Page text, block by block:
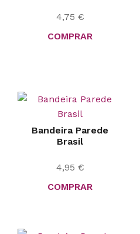
4,75 €
COMPRAR
Bandeira Parede
Brasil
4,95 €
COMPRAR